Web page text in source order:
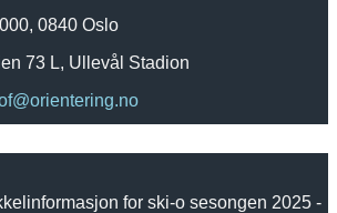
0840 Oslo
73 L, Ullevål Stadion
for ski-o sesongen 2025 -